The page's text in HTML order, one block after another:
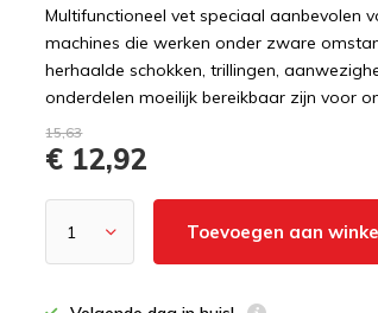
Multifunctioneel vet speciaal aanbevolen
machines die werken onder zware
herhaalde schokken, trillingen,
onderdelen moeilijk bereikbaar zijn voor
15,63
€ 12,92
Toevoegen aan